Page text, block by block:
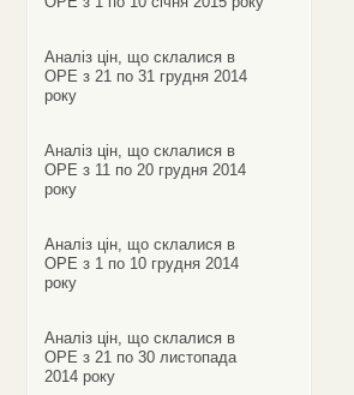
Аналіз цін, що склалися в
ОРЕ з 21 по 31 грудня 2014
року
Аналіз цін, що склалися в
ОРЕ з 11 по 20 грудня 2014
року
Аналіз цін, що склалися в
ОРЕ з 1 по 10 грудня 2014
року
Аналіз цін, що склалися в
ОРЕ з 21 по 30 листопада
2014 року